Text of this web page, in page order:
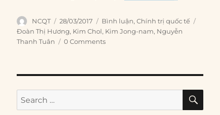
Author
NCQT
Posted
on
28/03/2017 Categories
Bình luận,Chính trị quốc tế
Đoàn Thị Hương, Kim Chol, Kim Jong-nam, Nguyễn
Thanh Tuân
0 Comments
Search
for: